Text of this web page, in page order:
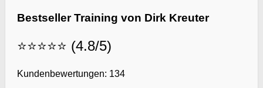
Bestseller Training von Dirk Kreuter
⭐⭐⭐⭐⭐ (4.8/5)
Kundenbewertungen: 134